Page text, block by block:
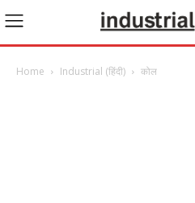
Home Industrial (हिंदी) कोल